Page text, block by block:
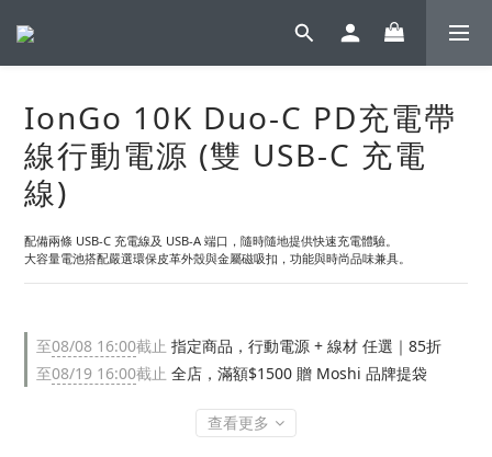
IonGo 10K Duo-C PD充電帶
線行動電源 (雙 USB-C 充電
線)
配備兩條 USB-C 充電線及 USB-A 端口，隨時隨地提供快速充電體驗。
大容量電池搭配嚴選環保皮革外殼與金屬磁吸扣，功能與時尚品味兼具。
至08/08 16:00截止 指定商品，行動電源 + 線材 任選｜85折
至08/19 16:00截止 全店，滿額$1500 贈 Moshi 品牌提袋
查看更多